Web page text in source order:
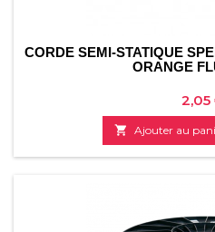
CORDE SEMI-STATIQUE
ORANGE
Prix
2,05
 Ajouter au